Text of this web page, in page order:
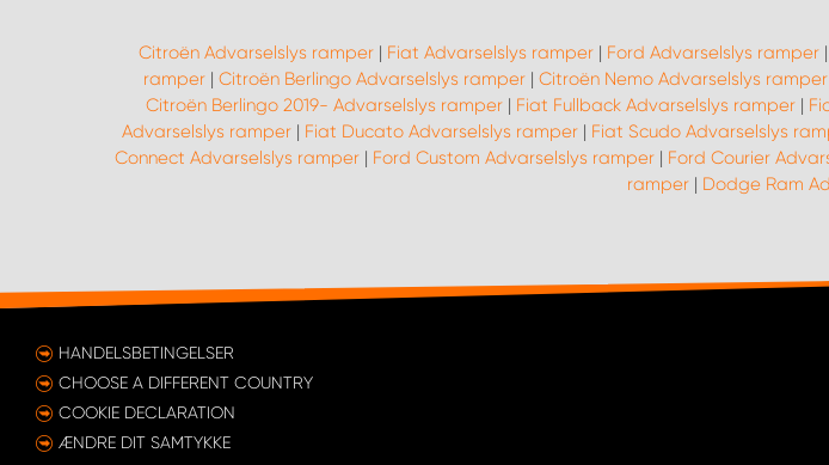
Citroën Advarselslys ramper| Fiat Advarselslys ramper| Ford Advarselslys ramper|
ramper | Citroën Berlingo Advarselslys ramper | Citroën Nemo Advarselslys ramper
Citroën Berlingo 2019- Advarselslys ramper| Fiat Fullback Advarselslys ramper|
Advarselslys ramper | Fiat Ducato Advarselslys ramper | Fiat Scudo Advarselslys
Connect Advarselslys ramper | Ford Custom Advarselslys ramper | Ford Courier
ramper | Dodge Ram
HANDELSBETINGELSER
CHOOSE A DIFFERENT COUNTRY
COOKIE DECLARATION
ÆNDRE DIT SAMTYKKE